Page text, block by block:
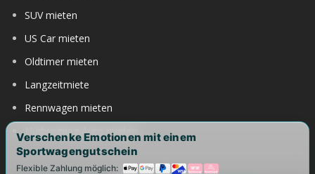
SUV mieten
US Car mieten
Oldtimer mieten
Langzeitmiete
Rennwagen mieten
Nürburgring Auto mieten
Verschenke Emotionen mit einem
Sportwagengutschein
Flexible Zahlung möglich: